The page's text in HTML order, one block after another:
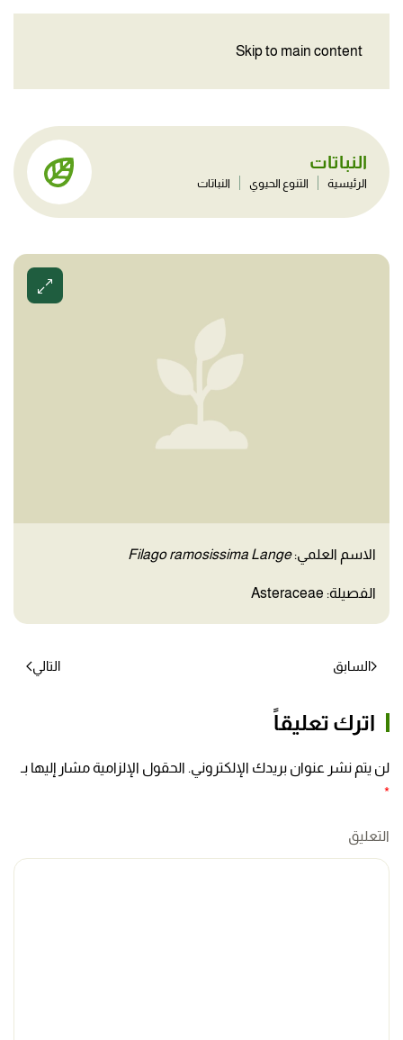
Skip to main content
النباتات
الرئيسية التنوع الحيوي النباتات
الاسم العلمي:Filago ramosissima Lange
الفصيلة: Asteraceae
السابق التالي
اترك تعليقاً
لن يتم نشر عنوان بريدك الإلكتروني. الحقول الإلزامية مشار إليها بـ
*
التعليق